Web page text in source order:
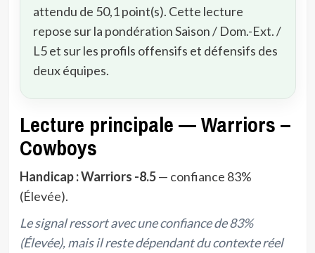
attendu de 50,1 point(s). Cette lecture
repose sur la pondération Saison / Dom.-Ext. /
L5 et sur les profils offensifs et défensifs des
deux équipes.
Lecture principale — Warriors –
Cowboys
Handicap : Warriors -8.5— confiance 83%
(Élevée).
Le signal ressort avec une confiance de 83%
(Élevée), mais il reste dépendant du contexte réel